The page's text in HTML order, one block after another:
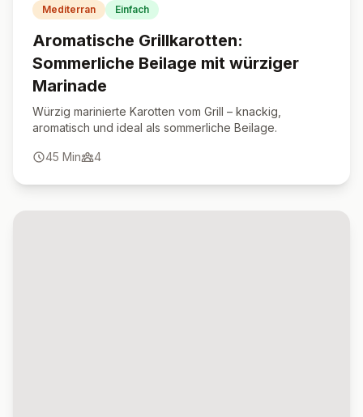
Mediterran Einfach
Aromatische Grillkarotten:
Sommerliche Beilage mit würziger
Marinade
Würzig marinierte Karotten vom Grill – knackig,
aromatisch und ideal als sommerliche Beilage.
45 Min 4